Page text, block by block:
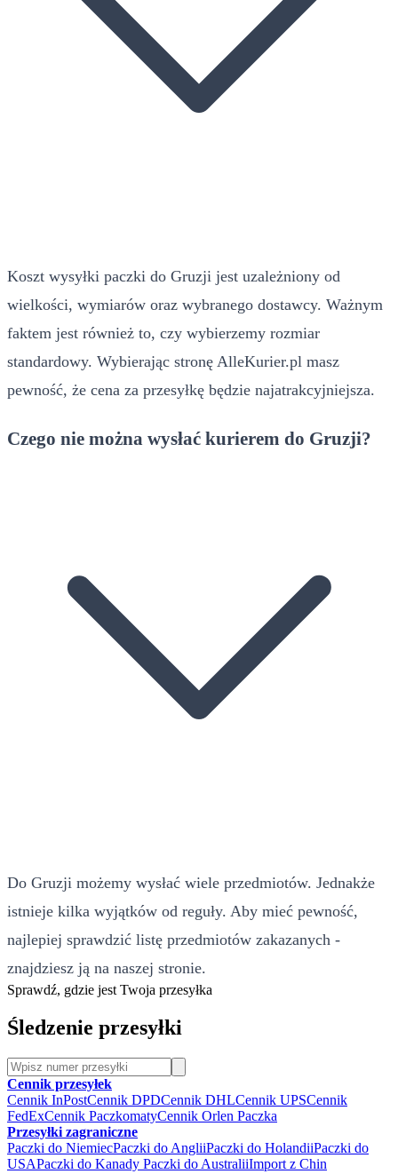
Koszt wysyłki paczki do Gruzji jest uzależniony od
wielkości, wymiarów oraz wybranego dostawcy. Ważnym
faktem jest również to, czy wybierzemy rozmiar
standardowy. Wybierając stronę AlleKurier.pl masz
pewność, że cena za przesyłkę będzie najatrakcyjniejsza.
Czego nie można wysłać kurierem do Gruzji?
Do Gruzji możemy wysłać wiele przedmiotów. Jednakże
istnieje kilka wyjątków od reguły. Aby mieć pewność,
najlepiej sprawdzić listę przedmiotów zakazanych -
znajdziesz ją na naszej stronie.
Sprawdź, gdzie jest Twoja przesyłka
Śledzenie przesyłki
Cennik przesyłek
Cennik InPostCennik DPDCennik DHLCennik UPSCennik
FedExCennik PaczkomatyCennik Orlen Paczka
Przesyłki zagraniczne
Paczki do NiemiecPaczki do AngliiPaczki do HolandiiPaczki do
USAPaczki do Kanady Paczki do AustraliiImport z Chin